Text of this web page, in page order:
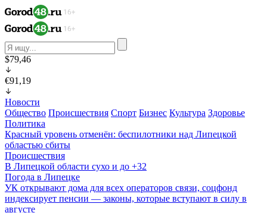
$79,46
€91,19
Новости
Общество Происшествия Спорт Бизнес Культура Здоровье
Политика
Красный уровень отменён: беспилотники над Липецкой
областью сбиты
Происшествия
В Липецкой области сухо и до +32
Погода в Липецке
УК открывают дома для всех операторов связи, соцфонд
индексирует пенсии — законы, которые вступают в силу в
августе